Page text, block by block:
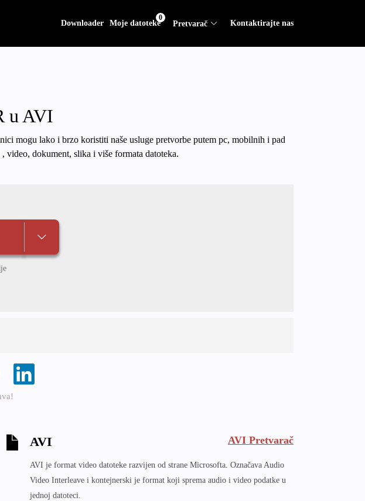
Downloader Moje datoteke
0
Pretvarač Kontaktirajte nas
u AVI
mogu lako i brzo koristiti naše usluge pretvorbe putem pc, mobilnih i pad
video, dokument, slika i više formata datoteka.
AVI AVI Pretvarač
AVI je format video datoteke razvijen od strane Microsofta. Označava Audio
Video Interleave i kontejnerski je format koji sprema audio i video podatke u
jednoj datoteci.